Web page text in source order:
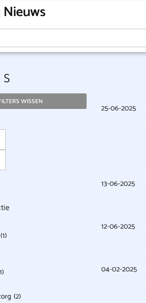
WISSEN
(1)
1)
(2)
25-06-2025
13-06-2025
12-06-2025
04-02-2025